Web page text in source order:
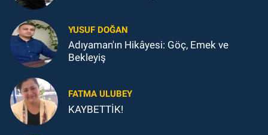
YUSUF DOĞAN
Adıyaman'ın Hikâyesi: Göç, Emek ve
Bekleyiş
FATMA ULUBEY
KAYBETTİK!